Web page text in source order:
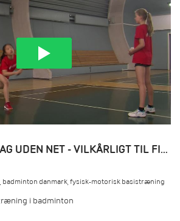
UNDERHÅNDSSLAG UDEN NET - VILKÅRLIGT TIL FIRE HJØRNER
,badminton danmark,fysisk-motorisk basistræning
i badminton